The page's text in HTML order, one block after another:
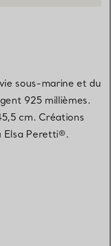
sous-marine et du
925 millièmes.
cm. Créations
Elsa Peretti®.